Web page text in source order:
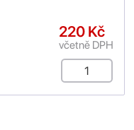
220 Kč
včetně DPH